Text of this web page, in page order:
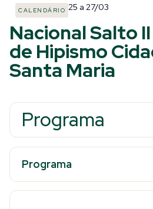
CALENDÁRIO 25 a 27/03
Nacional Salto
de Hipismo
Santa Maria
Programa
Programa